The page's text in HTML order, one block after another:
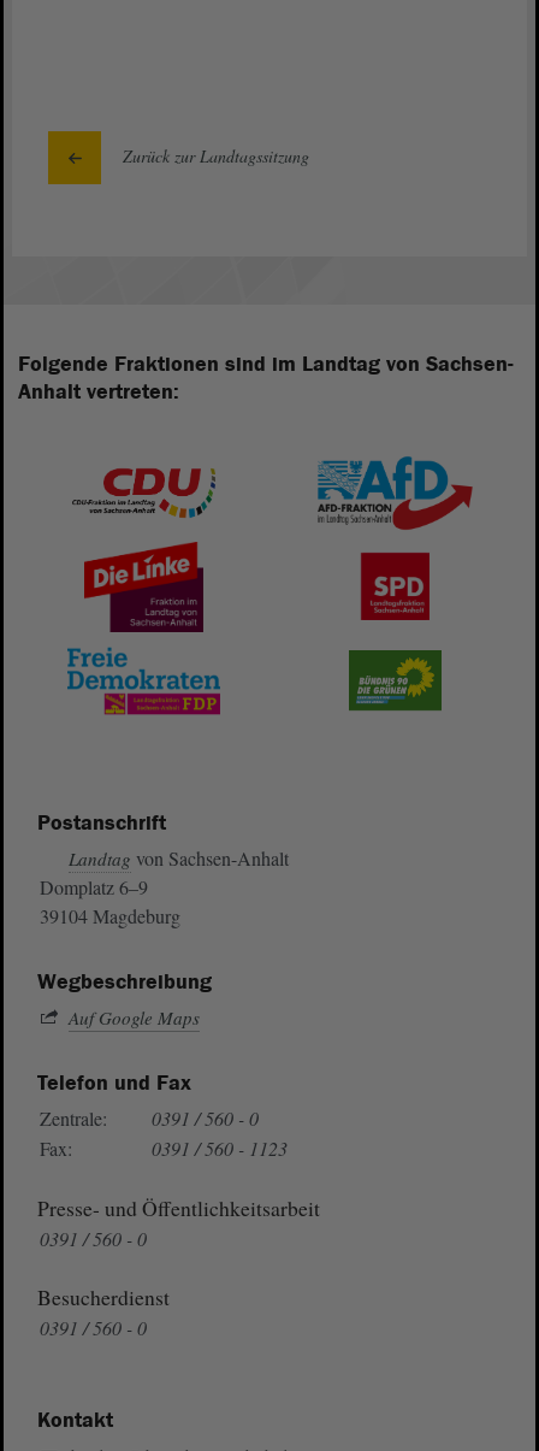
Zurück zur Landtagssitzung
Folgende Fraktionen sind im Landtag von Sachsen-
Anhalt vertreten:
Postanschrift
Landtag von Sachsen-Anhalt
Domplatz 6–9
39104 Magdeburg
Wegbeschreibung
Auf Google Maps
Telefon und Fax
Zentrale:
0391 / 560 - 0
Fax:
0391 / 560 - 1123
Presse- und Öffentlichkeitsarbeit
0391 / 560 - 0
Besucherdienst
0391 / 560 - 0
Kontakt